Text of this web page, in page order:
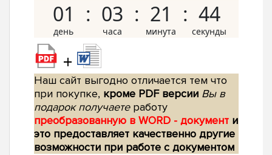
01 03 21 43
+
Наш сайт выгодно отличается тем что
при покупке, кроме PDF версии Вы в
подарок получаетеработу
преобразованную в WORD - документ и
это предоставляет качественно другие
возможности при работе с документом